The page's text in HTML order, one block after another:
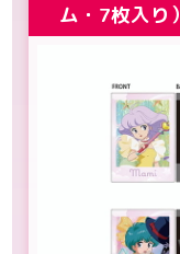
ム・7枚入り）